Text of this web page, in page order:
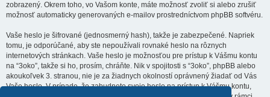
zobrazený. Okrem toho, vo Vašom konte, máte možnosť zvoliť si alebo zrušiť
možnosť automaticky generovaných e-mailov prostredníctvom phpBB softvéru.
Vaše heslo je šifrované (jednosmerný hash), takže je zabezpečené. Napriek
tomu, je odporúčané, aby ste nepoužívali rovnaké heslo na rôznych
internetových stránkach. Vaše heslo je možnosťou pre prístup k Vášmu kontu
na “3oko”, takže si ho, prosím, chráňte. Nik v spojitosti s “3oko”, phpBB alebo
akoukoľvek 3. stranou, nie je za žiadnych okolností oprávnený žiadať od Vás
Vaše heslo. V prípade, že zabudnete svoje heslo na prístup k Vášmu kontu,